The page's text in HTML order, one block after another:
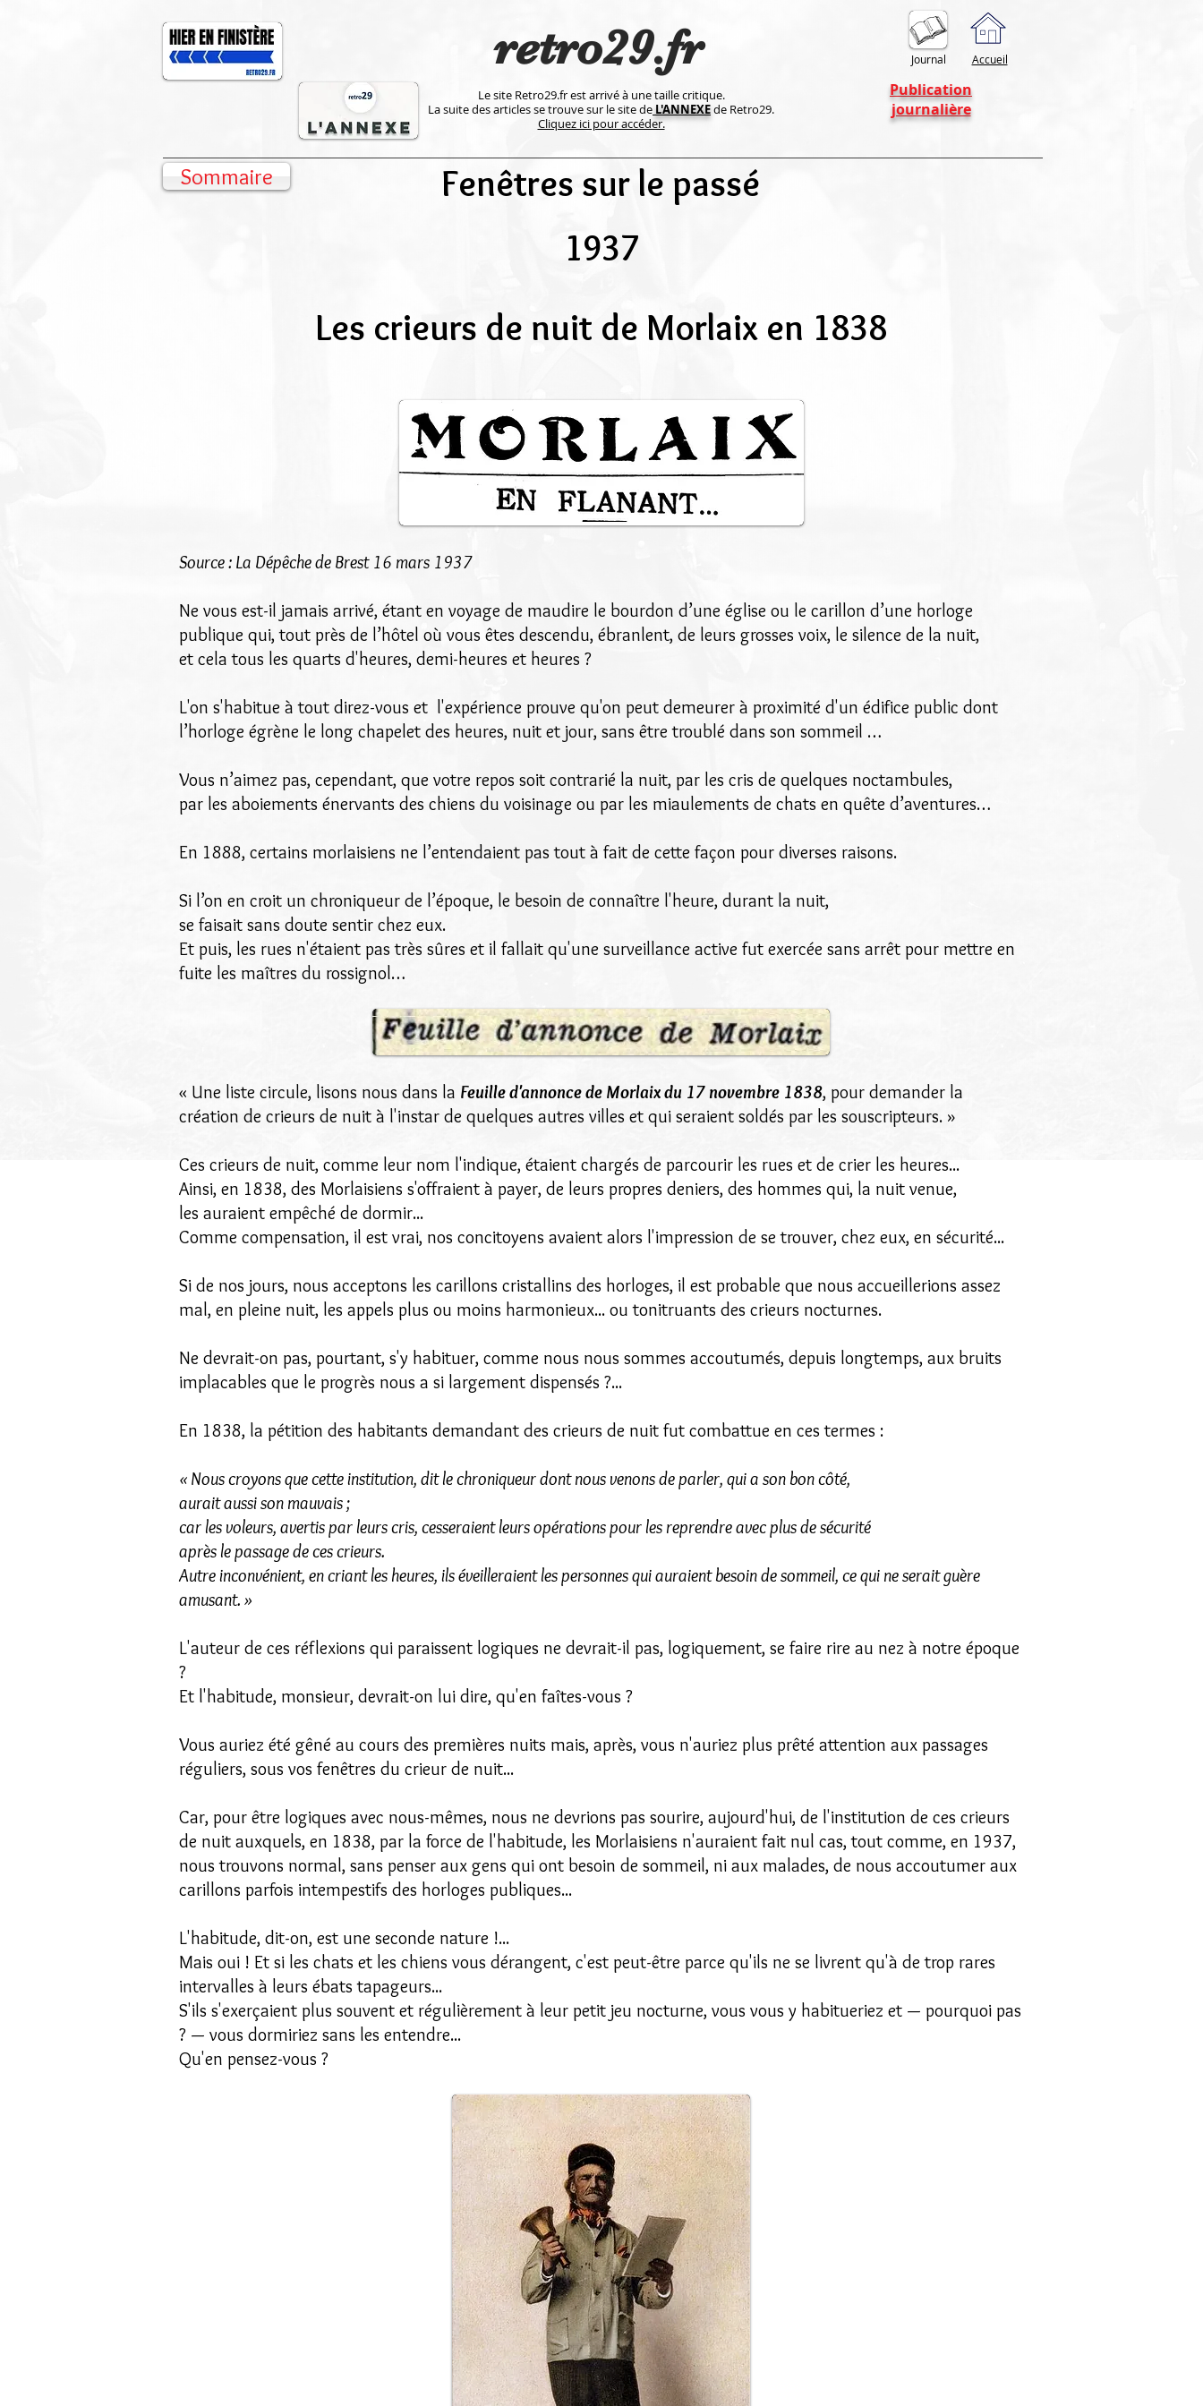
retro29.fr
Le site Retro29.fr est arrivé à une taille critique.
La suite des articles se trouve sur le site deL'ANNEXEde Retro29.
Cliquez ici pour accéder.
Journal Accueil
Publication
journalière
Sommaire
Fenêtres sur le passé
1937
Les crieurs de nuit de Morlaix en 1838
Source : La Dépêche de Brest 16 mars 1937
Ne vous est-il jamais arrivé, étant en voyage de maudire le bourdon d’une église ou le carillon d’une horloge
publique qui, tout près de l’hôtel où vous êtes descendu, ébranlent, de leurs grosses voix, le silence de la nuit,
et cela tous les quarts d'heures, demi-heures et heures ?
L'on s'habitue à tout direz-vous et l'expérience prouve qu'on peut demeurer à proximité d'un édifice public dont
l’horloge égrène le long chapelet des heures, nuit et jour, sans être troublé dans son sommeil …
Vous n’aimez pas, cependant, que votre repos soit contrarié la nuit, par les cris de quelques noctambules,
par les aboiements énervants des chiens du voisinage ou par les miaulements de chats en quête d’aventures…
En 1888, certains morlaisiens ne l’entendaient pas tout à fait de cette façon pour diverses raisons.
Si l’on en croit un chroniqueur de l’époque, le besoin de connaître l'heure, durant la nuit,
se faisait sans doute sentir chez eux.
Et puis, les rues n'étaient pas très sûres et il fallait qu'une surveillance active fut exercée sans arrêt pour mettre en
fuite les maîtres du rossignol…
« Une liste circule, lisons nous dans la Feuille d'annonce de Morlaix du 17 novembre 1838, pour demander la
création de crieurs de nuit à l'instar de quelques autres villes et qui seraient soldés par les souscripteurs. »
Ces crieurs de nuit, comme leur nom l'indique, étaient chargés de parcourir les rues et de crier les heures...
Ainsi, en 1838, des Morlaisiens s'offraient à payer, de leurs propres deniers, des hommes qui, la nuit venue,
les auraient empêché de dormir...
Comme compensation, il est vrai, nos concitoyens avaient alors l'impression de se trouver, chez eux, en sécurité...
Si de nos jours, nous acceptons les carillons cristallins des horloges, il est probable que nous accueillerions assez
mal, en pleine nuit, les appels plus ou moins harmonieux... ou tonitruants des crieurs nocturnes.
Ne devrait-on pas, pourtant, s'y habituer, comme nous nous sommes accoutumés, depuis longtemps, aux bruits
implacables que le progrès nous a si largement dispensés ?...
En 1838, la pétition des habitants demandant des crieurs de nuit fut combattue en ces termes :
« Nous croyons que cette institution, dit le chroniqueur dont nous venons de parler, qui a son bon côté,
aurait aussi son mauvais ;
car les voleurs, avertis par leurs cris, cesseraient leurs opérations pour les reprendre avec plus de sécurité
après le passage de ces crieurs.
Autre inconvénient, en criant les heures, ils éveilleraient les personnes qui auraient besoin de sommeil, ce qui ne serait guère
amusant. »
L'auteur de ces réflexions qui paraissent logiques ne devrait-il pas, logiquement, se faire rire au nez à notre époque
?
Et l'habitude, monsieur, devrait-on lui dire, qu'en faîtes-vous ?
Vous auriez été gêné au cours des premières nuits mais, après, vous n'auriez plus prêté attention aux passages
réguliers, sous vos fenêtres du crieur de nuit...
Car, pour être logiques avec nous-mêmes, nous ne devrions pas sourire, aujourd'hui, de l'institution de ces crieurs
de nuit auxquels, en 1838, par la force de l'habitude, les Morlaisiens n'auraient fait nul cas, tout comme, en 1937,
nous trouvons normal, sans penser aux gens qui ont besoin de sommeil, ni aux malades, de nous accoutumer aux
carillons parfois intempestifs des horloges publiques...
L'habitude, dit-on, est une seconde nature !...
Mais oui ! Et si les chats et les chiens vous dérangent, c'est peut-être parce qu'ils ne se livrent qu'à de trop rares
intervalles à leurs ébats tapageurs...
S'ils s'exerçaient plus souvent et régulièrement à leur petit jeu nocturne, vous vous y habitueriez et — pourquoi pas
? — vous dormiriez sans les entendre...
Qu'en pensez-vous ?